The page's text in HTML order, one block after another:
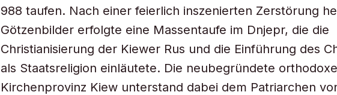
988 taufen. Nach einer feierlich inszenierten Zerstörung
Götzenbilder erfolgte eine Massentaufe im Dnjepr, die die
Christianisierung der Kiewer Rus und die Einführung des
als Staatsreligion einläutete. Die neubegründete orthodoxe
Kirchenprovinz Kiew unterstand dabei dem Patriarchen